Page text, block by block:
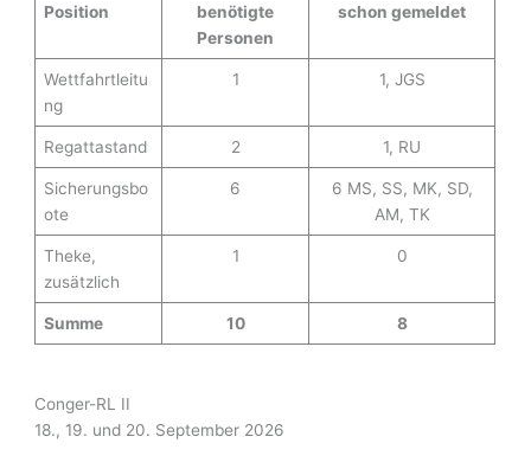
n
v
Position
benötigte
Personen
schon gemeldet
Wettfahrtleitu
ng
1 1, JGS
Regattastand 2 1, RU
Sicherungsbo
ote
6
6 MS, SS, MK, SD,
AM, TK
Theke,
zusätzlich
1 0
Summe 10 8
Conger-RL II
18., 19. und 20. September 2026